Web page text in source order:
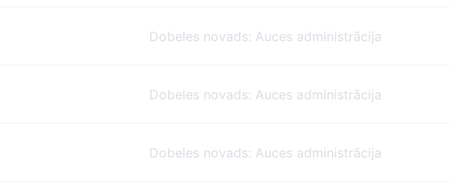
Dobeles novads: Auces administrācija
Dobeles novads: Auces administrācija
Dobeles novads: Auces administrācija